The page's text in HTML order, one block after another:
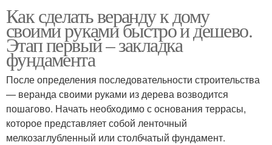
Как сделать веранду к дому
своими руками быстро и дешево.
Этап первый – закладка
фундамента
После определения последовательности строительства
— веранда своими руками из дерева возводится
пошагово. Начать необходимо с основания террасы,
которое представляет собой ленточный
мелкозаглубленный или столбчатый фундамент.